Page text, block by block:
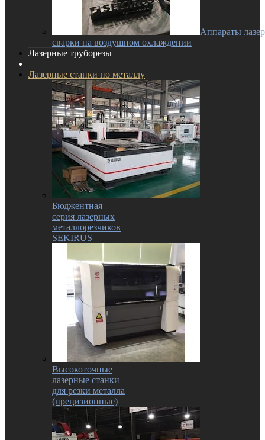
Аппараты
сварки на воздушном охлаждении
Лазерные труборезы
Лазерные станки по металлу
Бюджентная
серия лазерных
металлорезчиков
SEKIRUS
Высокоточные
лазерные станки
для резки металла
(прецизионные)